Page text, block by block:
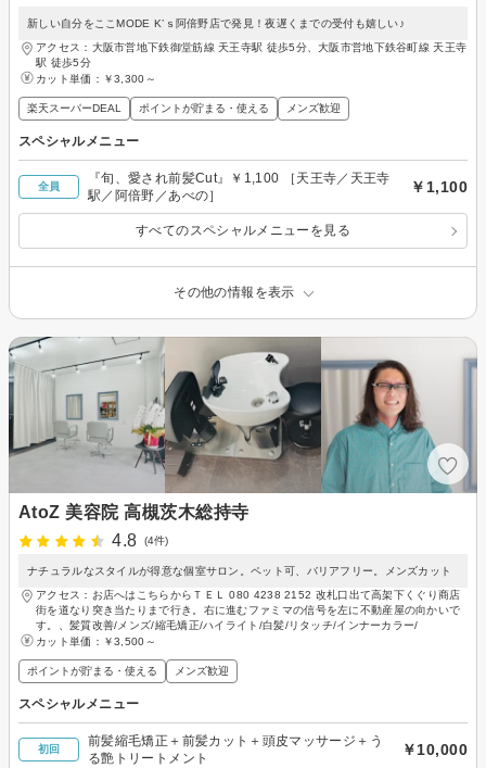
新しい自分をここMODE K’ｓ阿倍野店で発見！夜遅くまでの受付も嬉しい♪
アクセス：大阪市営地下鉄御堂筋線 天王寺駅 徒歩5分、大阪市営地下鉄谷町線 天王寺
駅 徒歩5分
カット単価： ￥3,300～
楽天スーパーDEAL ポイントが貯まる・使える メンズ歓迎
スペシャルメニュー
全員
『旬、愛され前髪Cut』￥1,100 ［天王寺／天王寺
駅／阿倍野／あべの］
￥1,100
すべてのスペシャルメニューを見る
その他の情報を表示
AtoZ 美容院 高槻茨木総持寺
4.8
(4件)
ナチュラルなスタイルが得意な個室サロン。ペット可、バリアフリー。メンズカット
アクセス：お店へはこちらからＴＥＬ 080 4238 2152 改札口出て高架下くぐり商店
街を道なり突き当たりまで行き。右に進むファミマの信号を左に不動産屋の向かいで
す。、髪質改善/メンズ/縮毛矯正/ハイライト/白髪/リタッチ/インナーカラー/
カット単価： ￥3,500～
ポイントが貯まる・使える メンズ歓迎
スペシャルメニュー
初回
前髪縮毛矯正＋前髪カット＋頭皮マッサージ＋う
る艶トリートメント
￥10,000